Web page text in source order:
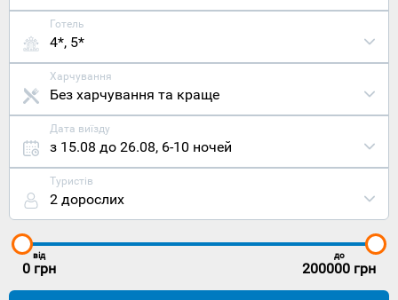
Готель
4*, 5*
Харчування
Без харчування та краще
Дата виїзду
з 15.08 до 26.08, 6-10 ночей
Туристів
2 дорослих
від
0 грн
до
200000 грн